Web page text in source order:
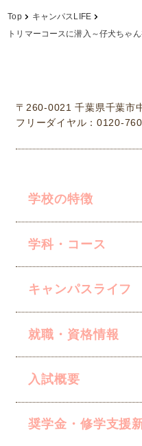
Top
キャンパスLIFE
トリマーコースに潜入～仔犬ちゃ
学校の特徴
学科・コース
キャンパスライフ
就職・資格情報
入試概要
奨学金・修学支援
〒260-0021 千葉県千葉市
フリーダイヤル：0120-